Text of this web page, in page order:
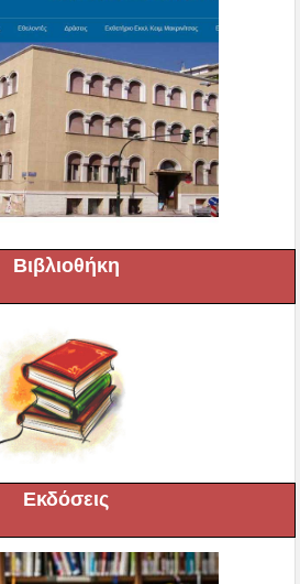
Βιβλιοθήκη
Εκδόσεις